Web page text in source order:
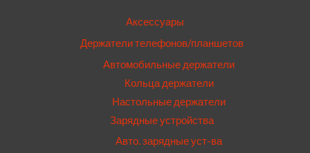
Аксессуары
Держатели телефонов/планшетов
Автомобильные держатели
Кольца держатели
Настольные держатели
Зарядные устройства
Авто. зарядные уст-ва